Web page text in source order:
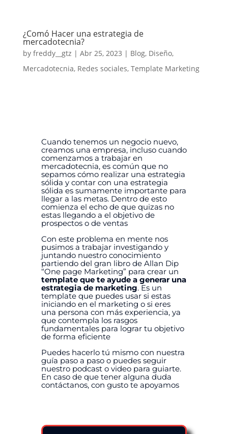
¿Comó Hacer una estrategia de
mercadotecnia?
by freddy__gtz | Abr 25, 2023 | Blog, Diseño,
Mercadotecnia, Redes sociales, Template Marketing
Cuando tenemos un negocio nuevo,
creamos una empresa, incluso cuando
comenzamos a trabajar en
mercadotecnia, es común que no
sepamos cómo realizar una estrategia
sólida y contar con una estrategia
sólida es sumamente importante para
llegar a las metas. Dentro de esto
comienza el echo de que quizas no
estas llegando a el objetivo de
prospectos o de ventas
Con este problema en mente nos
pusimos a trabajar investigando y
juntando nuestro conocimiento
partiendo del gran libro de Allan Dip
“One page Marketing” para crear un
template que te ayude a generar una
estrategia de marketing. Es un
template que puedes usar si estas
iniciando en el marketing o si eres
una persona con más experiencia, ya
que contempla los rasgos
fundamentales para lograr tu objetivo
de forma eficiente
Puedes hacerlo tú mismo con nuestra
guía paso a paso o puedes seguir
nuestro podcast o video para guiarte.
En caso de que tener alguna duda
contáctanos, con gusto te apoyamos